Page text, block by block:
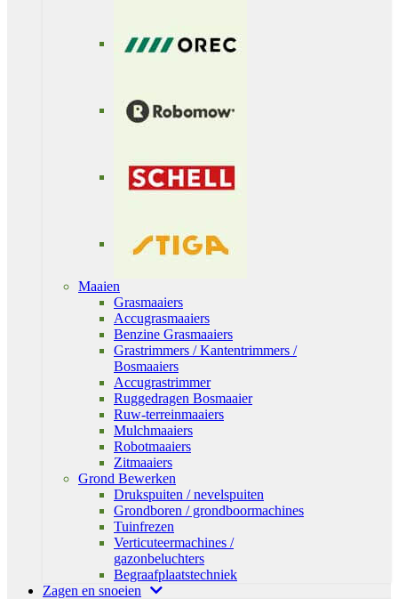
Maaien
Grasmaaiers
Accugrasmaaiers
Benzine Grasmaaiers
Grastrimmers / Kantentrimmers /
Bosmaaiers
Accugrastrimmer
Ruggedragen Bosmaaier
Ruw-terreinmaaiers
Mulchmaaiers
Robotmaaiers
Zitmaaiers
Grond Bewerken
Drukspuiten / nevelspuiten
Grondboren / grondboormachines
Tuinfrezen
Verticuteermachines /
gazonbeluchters
Begraafplaatstechniek
Zagen en snoeien